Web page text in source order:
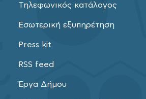
Τηλεφωνικός κατάλογος
Εσωτερική εξυπηρέτηση
Press kit
RSS feed
Έργα Δήμου